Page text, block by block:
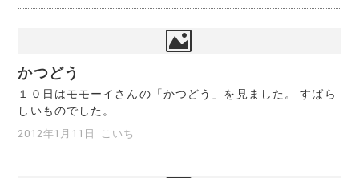
かつどう
１０日はモモーイさんの「かつどう」を見ました。 すばら
しいものでした。
2012年1月11日 こいち